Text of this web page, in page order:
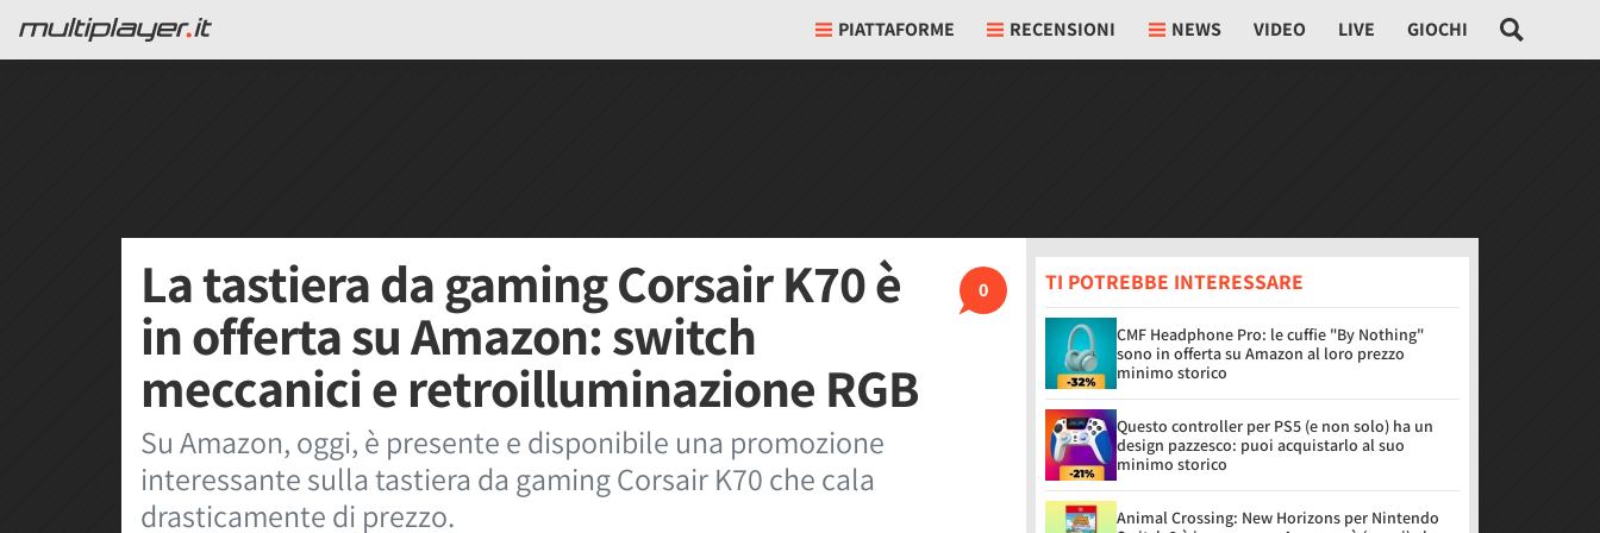
PIATTAFORME RECENSIONI NEWS VIDEO LIVE GIOCHI
0
La tastiera da gaming Corsair K70 è
in offerta su Amazon: switch
meccanici e retroilluminazione RGB
Su Amazon, oggi, è presente e disponibile una promozione
interessante sulla tastiera da gaming Corsair K70 che cala
drasticamente di prezzo.
TI POTREBBE INTERESSARE
CMF Headphone Pro: le cuffie "By Nothing"
sono in offerta su Amazon al loro prezzo
minimo storico
Questo controller per PS5 (e non solo) ha un
design pazzesco: puoi acquistarlo al suo
minimo storico
Animal Crossing: New Horizons per Nintendo